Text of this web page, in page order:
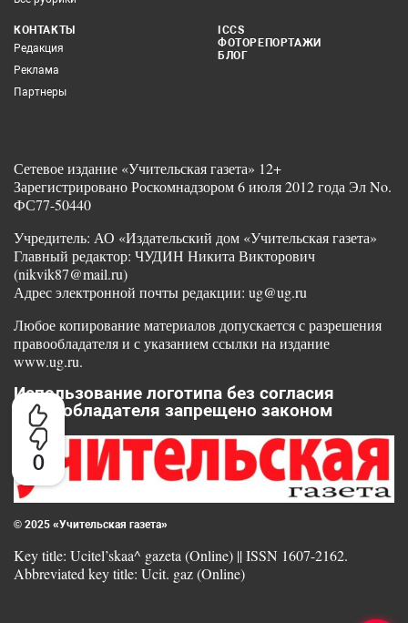
0
КОНТАКТЫ
Редакция
Реклама
Партнеры
ICCS
ФОТОРЕПОРТАЖИ
БЛОГ
Сетевое издание «Учительская газета» 12+
Зарегистрировано Роскомнадзором 6 июля 2012 года Эл No.
ФС77-50440
Учредитель: АО «Издательский дом «Учительская газета»
Главный редактор: ЧУДИН Никита Викторович
(nikvik87@mail.ru)
Адрес электронной почты редакции: ug@ug.ru
Любое копирование материалов допускается с разрешения
правообладателя и с указанием ссылки на издание
www.ug.ru.
Использование логотипа без согласия
правообладателя запрещено законом
© 2025 «Учительская газета»
Key title: Ucitel’skaa^ gazeta (Online) || ISSN 1607-2162.
Abbreviated key title: Ucit. gaz (Online)